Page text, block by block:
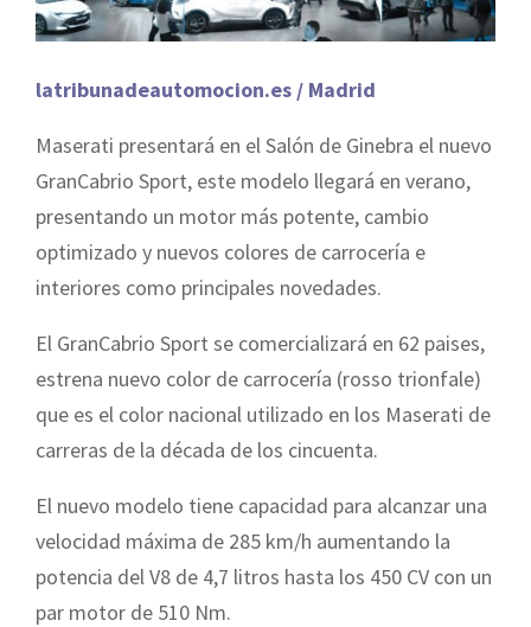
latribunadeautomocion.es / Madrid
Maserati presentará en el Salón de Ginebra el nuevo
GranCabrio Sport, este modelo llegará en verano,
presentando un motor más potente, cambio
optimizado y nuevos colores de carrocería e
interiores como principales novedades.
El GranCabrio Sport se comercializará en 62 paises,
estrena nuevo color de carrocería (rosso trionfale)
que es el color nacional utilizado en los Maserati de
carreras de la década de los cincuenta.
El nuevo modelo tiene capacidad para alcanzar una
velocidad máxima de 285 km/h aumentando la
potencia del V8 de 4,7 litros hasta los 450 CV con un
par motor de 510 Nm.